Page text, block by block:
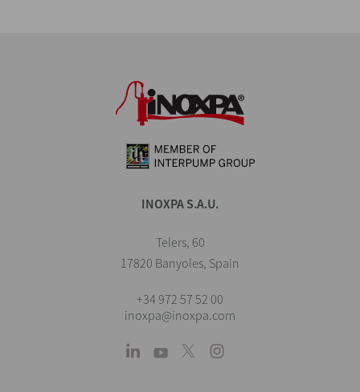
INOXPA S.A.U.
Telers, 60
17820 Banyoles, Spain
+34 972 57 52 00
inoxpa@inoxpa.com